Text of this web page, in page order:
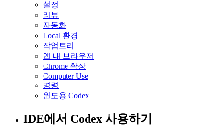
설정
리뷰
자동화
Local 환경
작업트리
앱 내 브라우저
Chrome 확장
Computer Use
명령
윈도용 Codex
IDE에서 Codex 사용하기